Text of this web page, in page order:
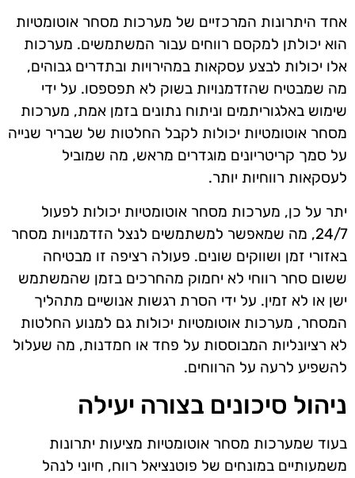
אחד היתרונות המרכזיים של מערכות מסחר אוטומטיות
הוא יכולתן למקסם רווחים עבור המשתמשים. מערכות
אלו יכולות לבצע עסקאות במהירויות ובתדרים גבוהים,
מה שמבטיח שהזדמנויות בשוק לא תפספסו. על ידי
שימוש באלגוריתמים וניתוח נתונים בזמן אמת, מערכות
מסחר אוטומטיות יכולות לקבל החלטות של שבריר שנייה
על סמך קריטריונים מוגדרים מראש, מה שמוביל
לעסקאות רווחיות יותר.
יתר על כן, מערכות מסחר אוטומטיות יכולות לפעול
24/7, מה שמאפשר למשתמשים לנצל הזדמנויות מסחר
באזורי זמן ושווקים שונים. פעולה רציפה זו מבטיחה
ששום סחר רווחי לא יחמוק מהחרכים בזמן שהמשתמש
ישן או לא זמין. על ידי הסרת רגשות אנושיים מתהליך
המסחר, מערכות אוטומטיות יכולות גם למנוע החלטות
לא רציונליות המבוססות על פחד או חמדנות, מה שעלול
להשפיע לרעה על הרווחים.
ניהול סיכונים בצורה יעילה
בעוד שמערכות מסחר אוטומטיות מציעות יתרונות
משמעותיים במונחים של פוטנציאל רווח, חיוני לנהל